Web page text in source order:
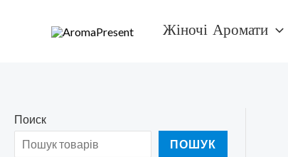
Жіночі Аромати
Поиск
ПОШУК